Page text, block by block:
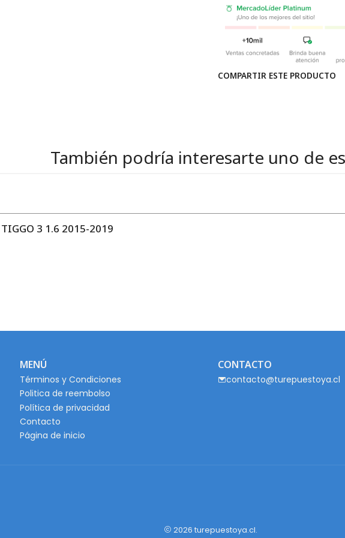
COMPARTIR ESTE PRODUCTO
También podría interesarte uno de
3 1.6 2015-2019
MENÚ
Términos y Condiciones
Politica de reembolso
Política de privacidad
Contacto
Página de inicio
CONTACTO
contacto@turepuestoya.cl
2026 turepuestoya.cl.